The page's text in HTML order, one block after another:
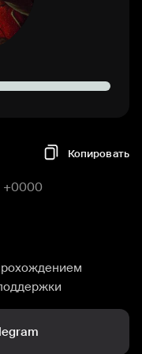
Копировать
+0000